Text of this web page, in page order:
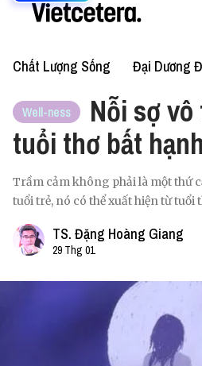
Chất Lượng Sống Đại Dương
Well-ness
Nỗi sợ
tuổi thơ bất hạnh
Trầm cảm không phải là một thứ
tuổi trẻ, nó có thể xuất hiện từ tuổi
TS. Đặng Hoàng Giang
29 Thg 01